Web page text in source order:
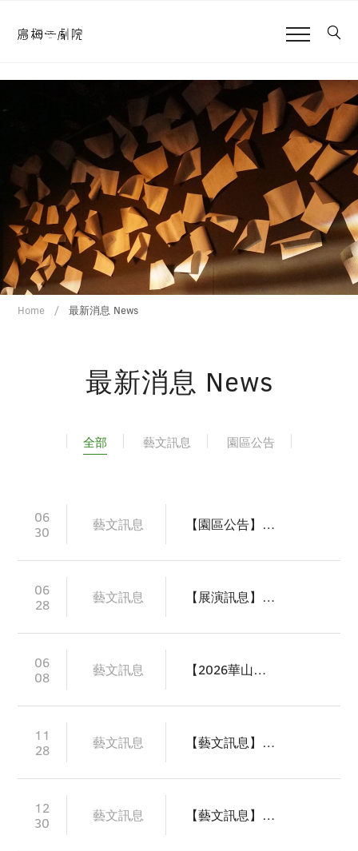
Home 最新消息 News
最新消息 News
全部 藝文訊息 園區公告
06
30
藝文訊息 【園區公告】2027年上半年表演藝術團隊優先申請藝文場館公告
06
28
藝文訊息 【展演訊息】2026年戶外街頭表演7-8月節目公告
06
08
藝文訊息 【2026華山親子表藝節】酷卡著色大比拚
11
28
藝文訊息 【藝文訊息】2026 華山傳統表演藝術節目徵件辦法公告
12
30
藝文訊息 【藝文訊息】2024下半年表演藝術團隊優先申請藝文場館作業